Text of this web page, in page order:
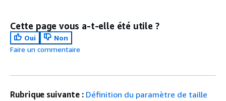
Cette page vous a-t-elle été utile ?
Oui
Non
Faire un commentaire
Rubrique suivante : Définition du paramètre de taille